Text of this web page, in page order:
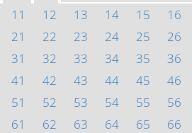
11
12 13 14 15 16
21
22 23 24 25 26
31
32 33 34 35 36
41
42 43 44 45 46
51
52 53 54 55 56
61
62 63 64 65 66